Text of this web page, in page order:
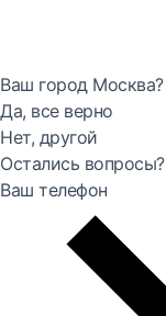
Ваш город Москва?
Да, все верно
Нет, другой
Остались вопросы?
Ваш телефон